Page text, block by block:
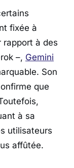
fixée à
rapport à des
–, Gemini
Son
que
à sa
utilisateurs
affûtée.